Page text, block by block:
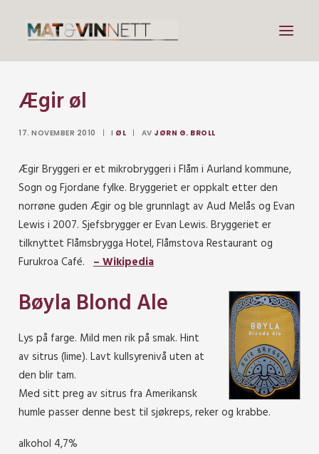
Mat
Lenker
Om vin
Om meg
Ægir øl
17. NOVEMBER 2010 | I ØL | AV JØRN G. BROLL
Ægir Bryggeri er et mikrobryggeri i Flåm i Aurland kommune,
Sogn og Fjordane fylke. Bryggeriet er oppkalt etter den
norrøne guden Ægir og ble grunnlagt av Aud Melås og Evan
Lewis i 2007. Sjefsbrygger er Evan Lewis. Bryggeriet er
tilknyttet Flåmsbrygga Hotel, Flåmstova Restaurant og
Furukroa Café. – Wikipedia
Bøyla Blond Ale
Lys på farge. Mild men rik på smak. Hint
av sitrus (lime). Lavt kullsyrenivå uten at
den blir tam.
Med sitt preg av sitrus fra Amerikansk
humle passer denne best til sjøkreps, reker og krabbe.
alkohol 4,7%